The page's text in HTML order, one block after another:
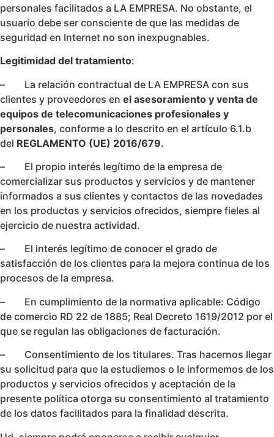
personales facilitados a LA EMPRESA. No obstante, el
usuario debe ser consciente de que las medidas de
seguridad en Internet no son inexpugnables.
Legitimidad del tratamiento:
– La relación contractual de LA EMPRESA con sus
clientes y proveedores en el asesoramiento y venta de
equipos de telecomunicaciones profesionales y
personales, conforme a lo descrito en el artículo 6.1.b
del REGLAMENTO (UE) 2016/679.
– El propio interés legítimo de la empresa de
comercializar sus productos y servicios y de mantener
informados a sus clientes y contactos de las novedades
en los productos y servicios ofrecidos, siempre fieles al
ejercicio de nuestra actividad.
– El interés legítimo de conocer el grado de
satisfacción de los clientes para la mejora continua de los
procesos de la empresa.
– En cumplimiento de la normativa aplicable: Código
de comercio RD 22 de 1885; Real Decreto 1619/2012 por el
que se regulan las obligaciones de facturación.
– Consentimiento de los titulares. Tras hacernos llegar
su solicitud para que la estudiemos o le informemos de los
productos y servicios ofrecidos y aceptación de la
presente política otorga su consentimiento al tratamiento
de los datos facilitados para la finalidad descrita.